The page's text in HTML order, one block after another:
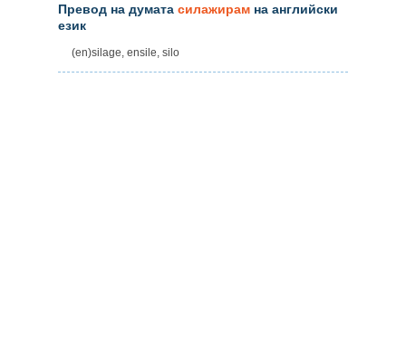
Превод на думата силажирам на английски
език
(en)silage, ensile, silo